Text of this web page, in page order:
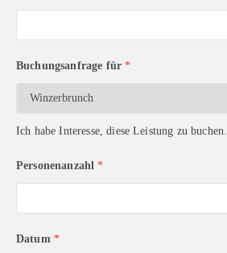
Buchungsanfrage für *
Ich habe Interesse, diese Leistung zu buchen.
Personenanzahl *
Datum *